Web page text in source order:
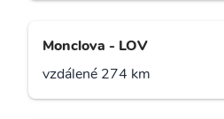
Monclova - LOV
vzdálené 274 km